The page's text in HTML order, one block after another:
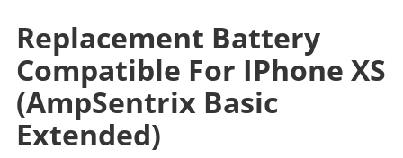
Replacement Battery
Compatible For IPhone XS
(AmpSentrix Basic
Extended)